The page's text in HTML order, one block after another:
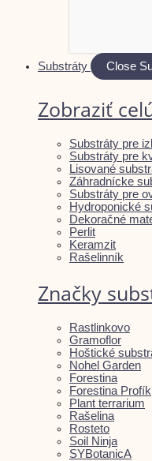
Substráty
Close
Zobraziť
Substráty pre
Substráty pre
Lisované
Záhradnícke
Substráty pre
Hydroponické
Dekoračné
Perlit
Keramzit
Rašelinník
Značky
Rastlinkovo
Gramoflor
Hoštické
Nohel Garden
Forestina
Forestina Profík
Plant terrarium
Rašelina
Rosteto
Soil Ninja
SYBotanicA